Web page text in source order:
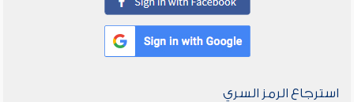
استرجاع الرمز السري